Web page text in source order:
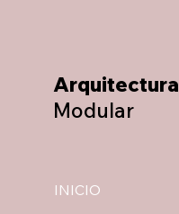
INICIO
Arquitectura
Modular